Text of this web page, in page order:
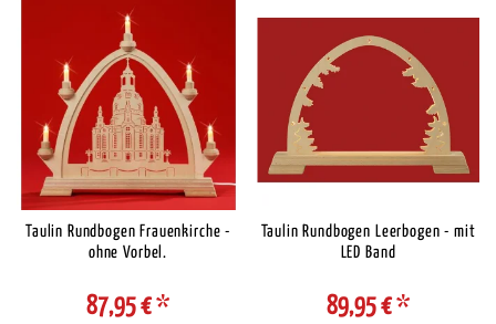
Taulin Rundbogen Frauenkirche -
ohne Vorbel.
87,95 €*
Taulin Rundbogen Leerbogen - mit
LED Band
89,95 €*